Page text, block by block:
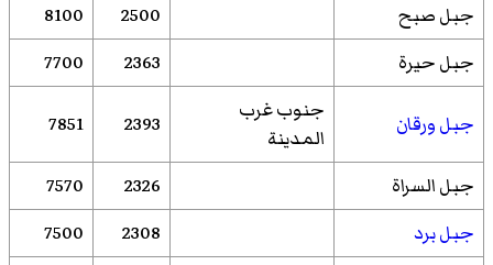
جبل صبح
2500
8100
جبل حيرة
2363
7700
جبل ورقان
جنوب غرب
المدينة
2393
7851
جبل السراة 2326
7570
جبل برد
2308
7500